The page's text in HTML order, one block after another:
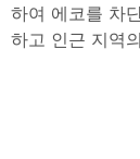
하여 에코를 차
하고 인근 지역